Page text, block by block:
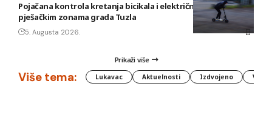
Pojačana kontrola kretanja bicikala i električnih romobila u
pješačkim zonama grada Tuzla
5. Augusta 2026.
Prikaži više
Više tema: Lukavac Aktuelnosti Izdvojeno